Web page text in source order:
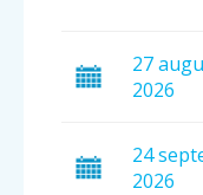
27
2026
24
2026